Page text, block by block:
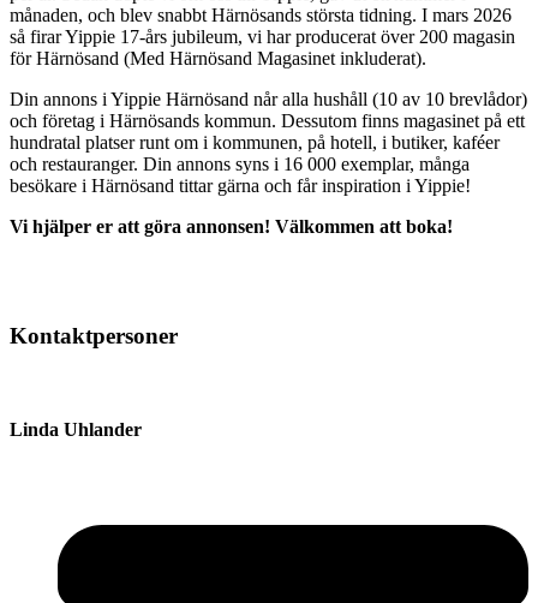
månaden, och blev snabbt Härnösands största tidning. I mars 2026
så firar Yippie 17-års jubileum, vi har producerat över 200 magasin
för Härnösand (Med Härnösand Magasinet inkluderat).
Din annons i Yippie Härnösand når alla hushåll (10 av 10 brevlådor)
och företag i Härnösands kommun. Dessutom finns magasinet på ett
hundratal platser runt om i kommunen, på hotell, i butiker, kaféer
och restauranger. Din annons syns i 16 000 exemplar, många
besökare i Härnösand tittar gärna och får inspiration i Yippie!
Vi hjälper er att göra annonsen! Välkommen att boka!
Kontaktpersoner
Linda Uhlander